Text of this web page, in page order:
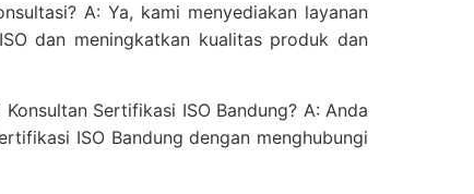
A: Ya, kami menyediakan layanan
dan meningkatkan kualitas produk dan
Sertifikasi ISO Bandung? A: Anda
ISO Bandung dengan menghubungi